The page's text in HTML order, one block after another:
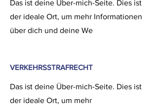
Das ist deine Über-mich-Seite. Dies ist
der ideale Ort, um mehr Informationen
über dich und deine We
VERKEHRSSTRAFRECHT
Das ist deine Über-mich-Seite. Dies ist
der ideale Ort, um mehr